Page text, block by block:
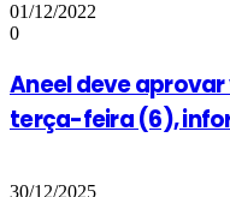
01/12/2022
0
Aneel deve
terça-feira (6),
30/12/2025